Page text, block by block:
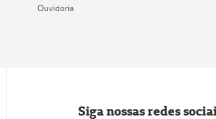
Ouvidoria
Siga nossas redes